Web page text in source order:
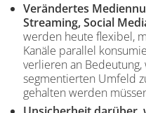
Verändertes
Streaming, Social
werden heute flexibel,
Kanäle parallel
verlieren an
segmentierten Umfeld
gehalten werden